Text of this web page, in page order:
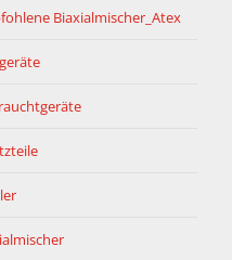
Biaxialmischer_Atex